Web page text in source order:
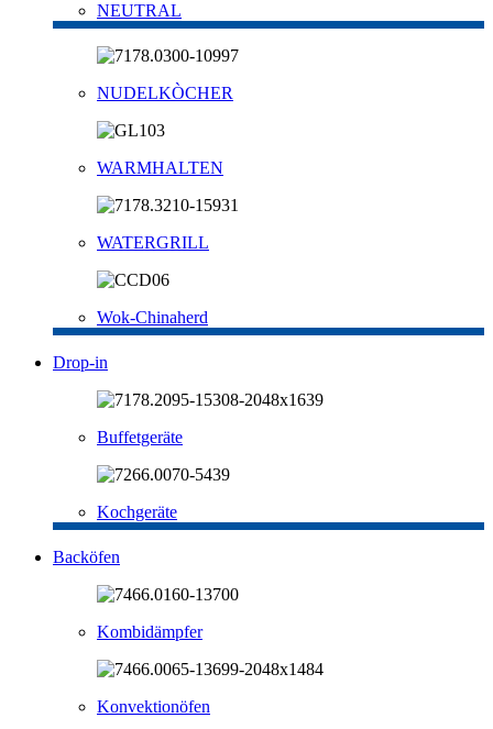
NEUTRAL
NUDELKÒCHER
WARMHALTEN
WATERGRILL
Wok-Chinaherd
Drop-in
Buffetgeräte
Kochgeräte
Backöfen
Kombidämpfer
Konvektionöfen